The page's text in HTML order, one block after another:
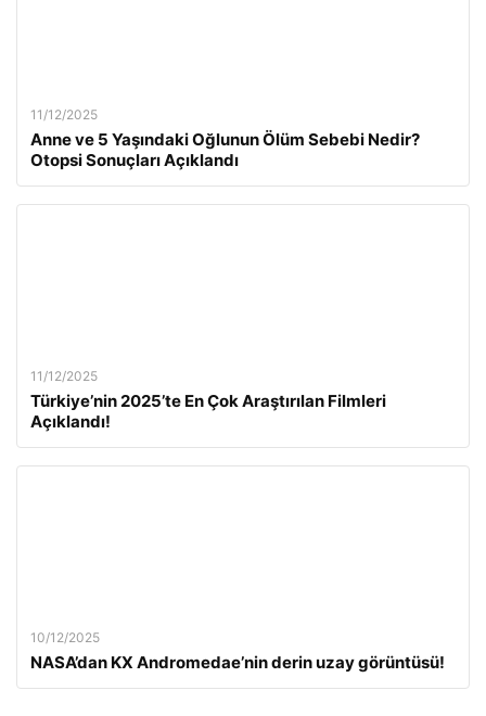
11/12/2025
Anne ve 5 Yaşındaki Oğlunun Ölüm Sebebi Nedir?
Otopsi Sonuçları Açıklandı
11/12/2025
Türkiye’nin 2025’te En Çok Araştırılan Filmleri
Açıklandı!
10/12/2025
NASA’dan KX Andromedae’nin derin uzay görüntüsü!